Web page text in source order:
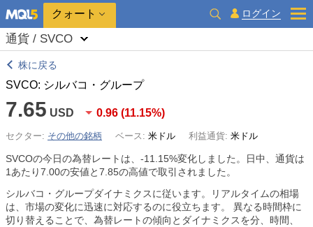
クォート ログイン
通貨 / SVCO
株に戻る
SVCO: シルバコ・グループ
7.65 USD 0.96 (11.15%)
セクター: その他の銘柄 ベース: 米ドル 利益通貨: 米ドル
SVCOの今日の為替レートは、 -11.15%変化しました。日中、通貨は
1あたり7.00の安値と7.85の高値で取引されました。
シルバコ・グループダイナミクスに従います。リアルタイムの相場
は、市場の変化に迅速に対応するのに役立ちます。 異なる時間枠に
切り替えることで、為替レートの傾向とダイナミクスを分、時間、